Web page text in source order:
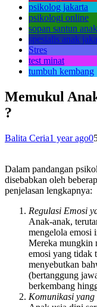
psikolog jakarta
psikologi online
sopan santun anak
spesialis anak
Stres
test minat
tumbuh kembang
Memukul
?
Balita Ceria1 year ago0
Dalam pandangan
disebabkan oleh
penjelasan lengkapnya:
Regulasi Emosi
Anak-anak,
mengelola emosi
Mereka mungkin
emosi yang tidak
menyebutkan
(bertanggung
berkembang
Komunikasi yang